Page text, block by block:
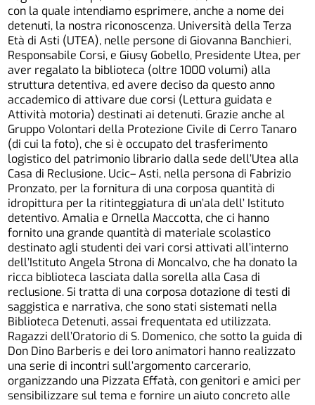
con la quale intendiamo esprimere, anche a nome dei
detenuti, la nostra riconoscenza. Università della Terza
Età di Asti (UTEA), nelle persone di Giovanna Banchieri,
Responsabile Corsi, e Giusy Gobello, Presidente Utea, per
aver regalato la biblioteca (oltre 1000 volumi) alla
struttura detentiva, ed avere deciso da questo anno
accademico di attivare due corsi (Lettura guidata e
Attività motoria) destinati ai detenuti. Grazie anche al
Gruppo Volontari della Protezione Civile di Cerro Tanaro
(di cui la foto), che si è occupato del trasferimento
logistico del patrimonio librario dalla sede dell’Utea alla
Casa di Reclusione. Ucic– Asti, nella persona di Fabrizio
Pronzato, per la fornitura di una corposa quantità di
idropittura per la ritinteggiatura di un’ala dell’ Istituto
detentivo. Amalia e Ornella Maccotta, che ci hanno
fornito una grande quantità di materiale scolastico
destinato agli studenti dei vari corsi attivati all’interno
dell’Istituto Angela Strona di Moncalvo, che ha donato la
ricca biblioteca lasciata dalla sorella alla Casa di
reclusione. Si tratta di una corposa dotazione di testi di
saggistica e narrativa, che sono stati sistemati nella
Biblioteca Detenuti, assai frequentata ed utilizzata.
Ragazzi dell’Oratorio di S. Domenico, che sotto la guida di
Don Dino Barberis e dei loro animatori hanno realizzato
una serie di incontri sull’argomento carcerario,
organizzando una Pizzata Effatà, con genitori e amici per
sensibilizzare sul tema e fornire un aiuto concreto alle